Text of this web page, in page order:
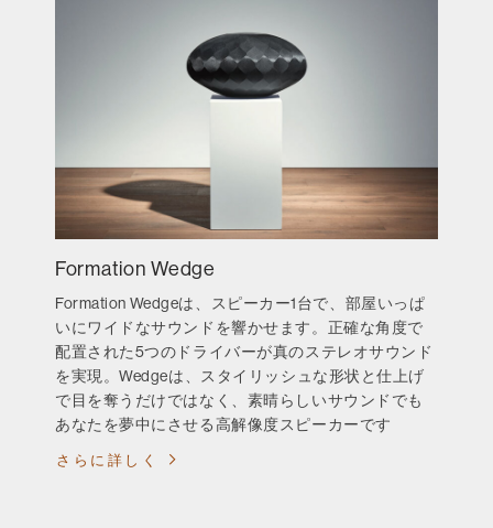
Formation Wedge
Formation Wedgeは、スピーカー1台で、部屋いっぱ
いにワイドなサウンドを響かせます。正確な角度で
配置された5つのドライバーが真のステレオサウンド
を実現。Wedgeは、スタイリッシュな形状と仕上げ
で目を奪うだけではなく、素晴らしいサウンドでも
あなたを夢中にさせる高解像度スピーカーです
さらに詳しく